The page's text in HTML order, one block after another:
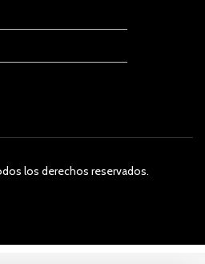
los derechos reservados.